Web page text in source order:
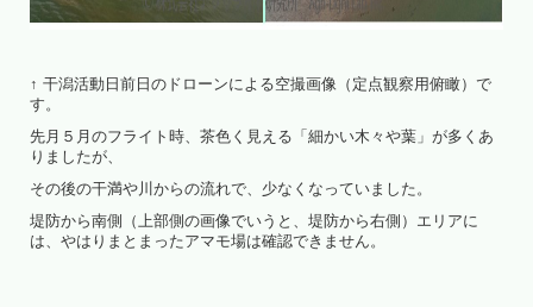
↑ 干潟活動日前日のドローンによる空撮画像（定点観察用俯瞰）で
す。
先月５月のフライト時、茶色く見える「細かい木々や葉」が多くあ
りましたが、
その後の干満や川からの流れで、少なくなっていました。
堤防から南側（上部側の画像でいうと、堤防から右側）エリアに
は、やはりまとまったアマモ場は確認できません。